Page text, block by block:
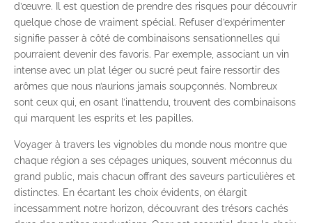
d’œuvre. Il est question de prendre des risques pour découvrir
quelque chose de vraiment spécial. Refuser d’expérimenter
signifie passer à côté de combinaisons sensationnelles qui
pourraient devenir des favoris. Par exemple, associant un vin
intense avec un plat léger ou sucré peut faire ressortir des
arômes que nous n’aurions jamais soupçonnés. Nombreux
sont ceux qui, en osant l’inattendu, trouvent des combinaisons
qui marquent les esprits et les papilles.
Voyager à travers les vignobles du monde nous montre que
chaque région a ses cépages uniques, souvent méconnus du
grand public, mais chacun offrant des saveurs particulières et
distinctes. En écartant les choix évidents, on élargit
incessamment notre horizon, découvrant des trésors cachés